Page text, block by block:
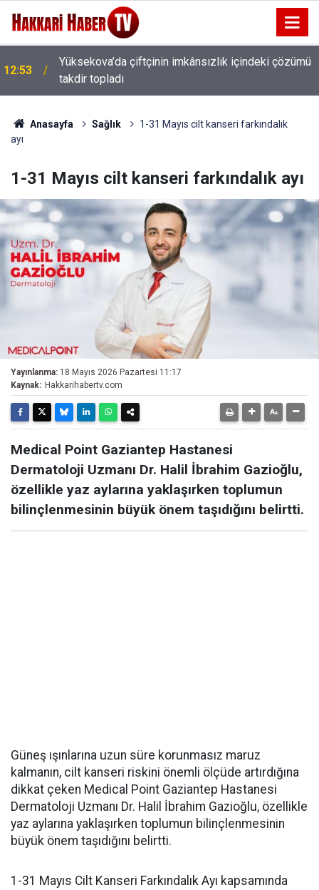
12:53
Yüksekova’da çiftçinin imkânsızlık içindeki çözümü
takdir topladı
Anasayfa Sağlık
1-31 Mayıs cilt kanseri farkındalık
ayı
1-31 Mayıs cilt kanseri farkındalık ayı
Yayınlanma: 18 Mayıs 2026 Pazartesi 11:17
Kaynak: Hakkarihabertv.com
Medical Point Gaziantep Hastanesi
Dermatoloji Uzmanı Dr. Halil İbrahim Gazioğlu,
özellikle yaz aylarına yaklaşırken toplumun
bilinçlenmesinin büyük önem taşıdığını belirtti.
Güneş ışınlarına uzun süre korunmasız maruz
kalmanın, cilt kanseri riskini önemli ölçüde artırdığına
dikkat çeken Medical Point Gaziantep Hastanesi
Dermatoloji Uzmanı Dr. Halil İbrahim Gazioğlu, özellikle
yaz aylarına yaklaşırken toplumun bilinçlenmesinin
büyük önem taşıdığını belirtti.
1-31 Mayıs Cilt Kanseri Farkındalık Ayı kapsamında